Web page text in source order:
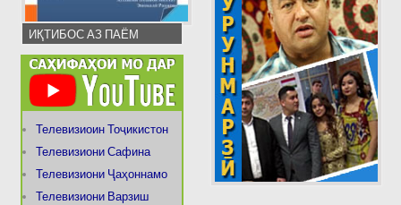
ИҚТИБОС АЗ ПАЁМ
Телевизиоин Тоҷикистон
Телевизиони Сафина
Телевизиони Ҷаҳоннамо
Телевизиони Варзиш